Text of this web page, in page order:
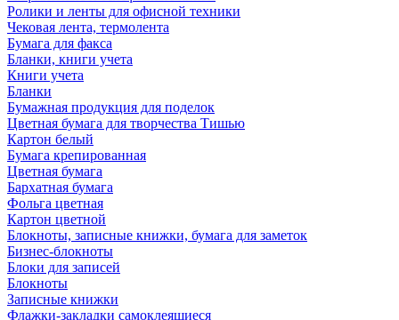
Ролики и ленты для офисной техники
Чековая лента, термолента
Бумага для факса
Бланки, книги учета
Книги учета
Бланки
Бумажная продукция для поделок
Цветная бумага для творчества Тишью
Картон белый
Бумага крепированная
Цветная бумага
Бархатная бумага
Фольга цветная
Картон цветной
Блокноты, записные книжки, бумага для заметок
Бизнес-блокноты
Блоки для записей
Блокноты
Записные книжки
Флажки-закладки самоклеящиеся